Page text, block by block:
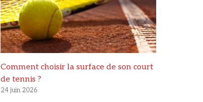
Comment choisir la surface de son court
de tennis ?
24 juin 2026